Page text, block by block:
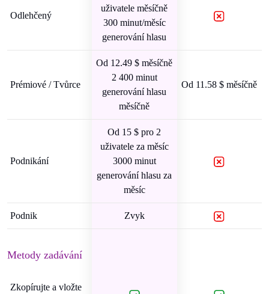
Odlehčený
uživatele měsíčně
300 minut/měsíc
generování hlasu
Prémiové / Tvůrce
Od 12.49 $ měsíčně
2 400 minut
generování hlasu
měsíčně
Od 11.58 $ měsíčně
Podnikání
Od 15 $ pro 2
uživatele za měsíc
3000 minut
generování hlasu za
měsíc
Podnik Zvyk
Metody zadávání
Zkopírujte a vložte